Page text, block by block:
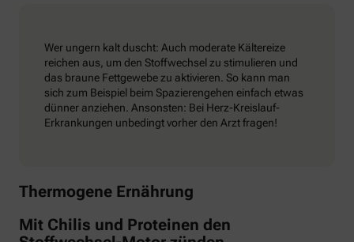
Wer ungern kalt duscht: Auch moderate Kältereize
reichen aus, um den Stoffwechsel zu stimulieren und
das braune Fettgewebe zu aktivieren. So kann man
sich zum Beispiel beim Spazierengehen einfach etwas
dünner anziehen. Ansonsten: Bei Herz-Kreislauf-
Erkrankungen unbedingt vorher den Arzt fragen!
Thermogene Ernährung
Mit Chilis und Proteinen den